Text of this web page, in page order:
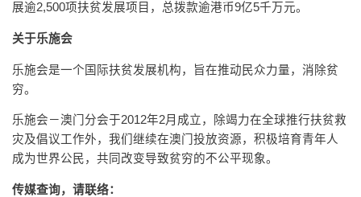
展逾2,500项扶贫发展项目，总拨款逾港币9亿5千万元。
关于乐施会
乐施会是一个国际扶贫发展机构，旨在推动民众力量，消除贫
穷。
乐施会－澳门分会于2012年2月成立，除竭力在全球推行扶贫救
灾及倡议工作外，我们继续在澳门投放资源，积极培育青年人
成为世界公民，共同改变导致贫穷的不公平现象。
传媒查询，请联络：